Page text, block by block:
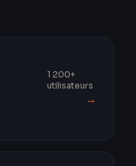
1 200+
utilisateurs
→